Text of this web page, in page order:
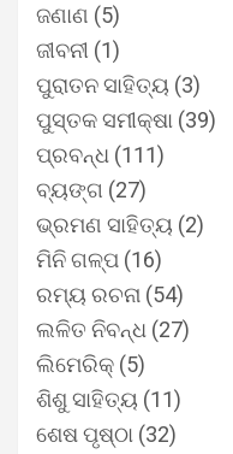
ଜଣାଣ (5)
ଜୀବନୀ (1)
ପୁରାତନ ସାହିତ୍ୟ (3)
ପୁସ୍ତକ ସମୀକ୍ଷା (39)
ପ୍ରବନ୍ଧ (111)
ବ୍ୟଙ୍ଗ (27)
ଭ୍ରମଣ ସାହିତ୍ୟ (2)
ମିନି ଗଳ୍ପ (16)
ରମ୍ୟ ରଚନା (54)
ଲଳିତ ନିବନ୍ଧ (27)
ଲିମେରିକ୍ (5)
ଶିଶୁ ସାହିତ୍ୟ (11)
ଶେଷ ପୃଷ୍ଠା (32)